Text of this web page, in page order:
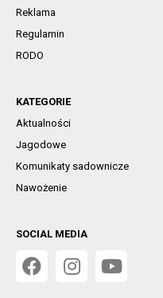
Reklama
Regulamin
RODO
KATEGORIE
Aktualności
Jagodowe
Komunikaty sadownicze
Nawożenie
SOCIAL MEDIA